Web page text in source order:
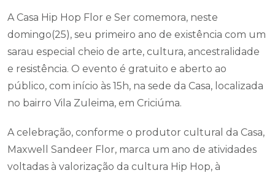
A Casa Hip Hop Flor e Ser comemora, neste
domingo(25), seu primeiro ano de existência com um
sarau especial cheio de arte, cultura, ancestralidade
e resistência. O evento é gratuito e aberto ao
público, com início às 15h, na sede da Casa, localizada
no bairro Vila Zuleima, em Criciúma.
A celebração, conforme o produtor cultural da Casa,
Maxwell Sandeer Flor, marca um ano de atividades
voltadas à valorização da cultura Hip Hop, à